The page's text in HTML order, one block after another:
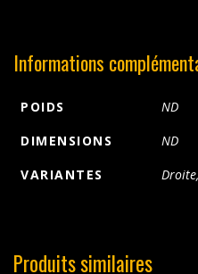
Informations
POIDS
ND
DIMENSIONS
ND
VARIANTES
Produits similaires